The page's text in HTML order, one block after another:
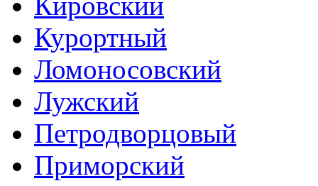
Курортный
Ломоносовский
Лужский
Петродворцовый
Приморский